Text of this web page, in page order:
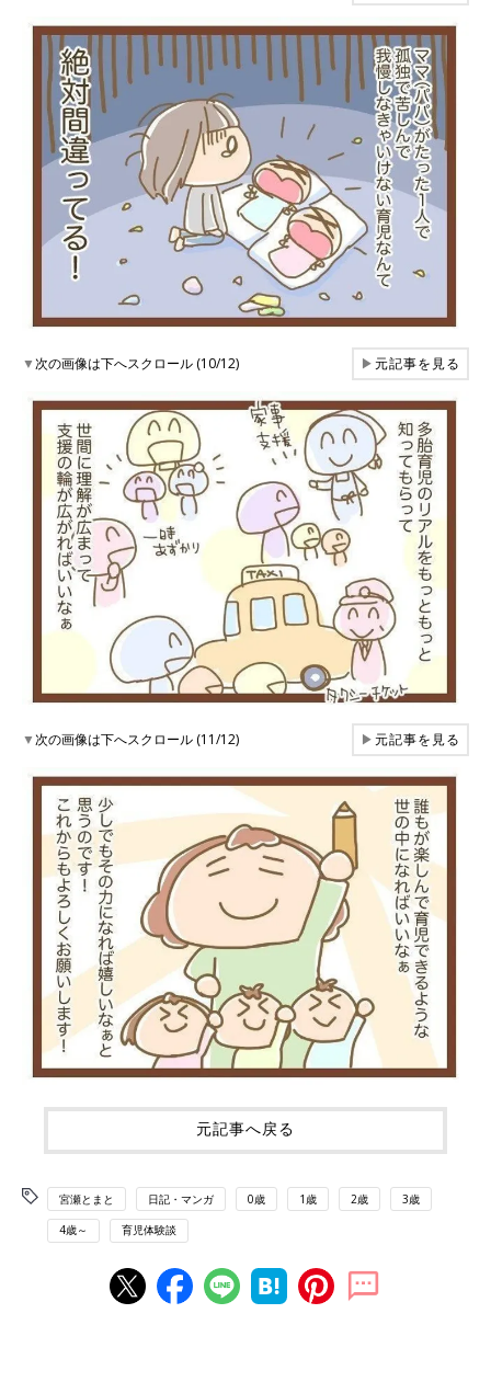
▼次の画像は下へスクロール (10/12) ▶元記事を見る
▼次の画像は下へスクロール (11/12) ▶元記事を見る
元記事へ戻る
宮瀬とまと 日記・マンガ 0歳 1歳 2歳 3歳
4歳～ 育児体験談